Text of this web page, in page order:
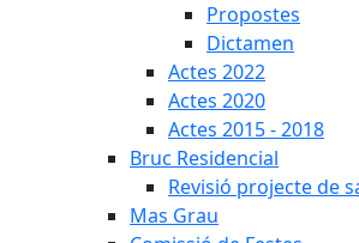
Propostes
Dictamen
Actes 2022
Actes 2020
Actes 2015 - 2018
Bruc Residencial
Revisió projecte de
Mas Grau